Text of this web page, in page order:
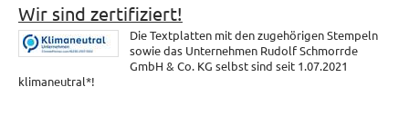
Wir sind zertifiziert!
Die Textplatten mit den zugehörigen Stempeln
sowie das Unternehmen Rudolf Schmorrde
GmbH & Co. KG selbst sind seit 1.07.2021
klimaneutral*!